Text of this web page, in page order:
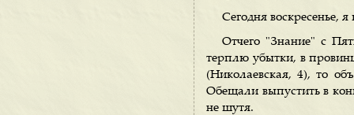
Сегодня
Отчего "Знание" с
терплю убытки, в
(Николаевская, 4), то
Обещали выпустить в
не шутя.